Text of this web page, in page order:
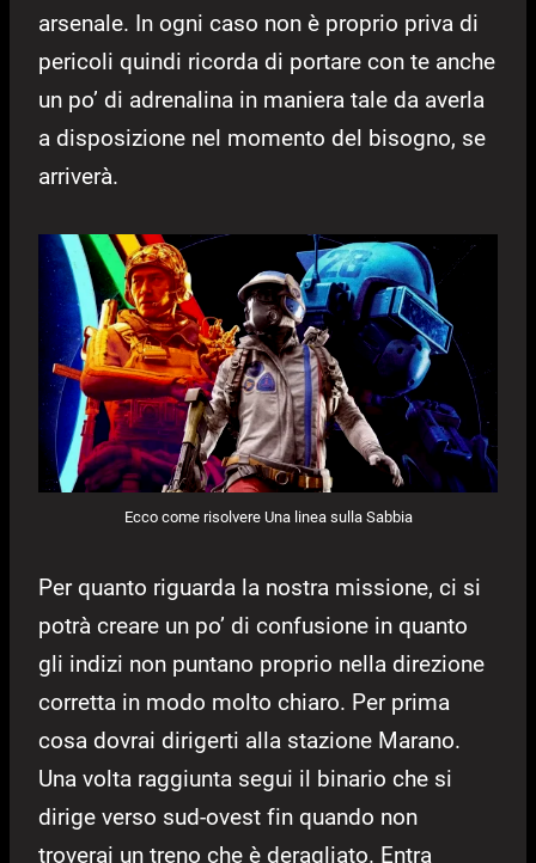
arsenale. In ogni caso non è proprio priva di
pericoli quindi ricorda di portare con te anche
un po’ di adrenalina in maniera tale da averla
a disposizione nel momento del bisogno, se
arriverà.
Ecco come risolvere Una linea sulla Sabbia
Per quanto riguarda la nostra missione, ci si
potrà creare un po’ di confusione in quanto
gli indizi non puntano proprio nella direzione
corretta in modo molto chiaro. Per prima
cosa dovrai dirigerti alla stazione Marano.
Una volta raggiunta segui il binario che si
dirige verso sud-ovest fin quando non
troverai un treno che è deragliato. Entra